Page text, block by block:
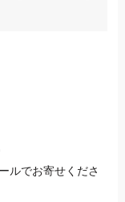
ルでお寄せくださ